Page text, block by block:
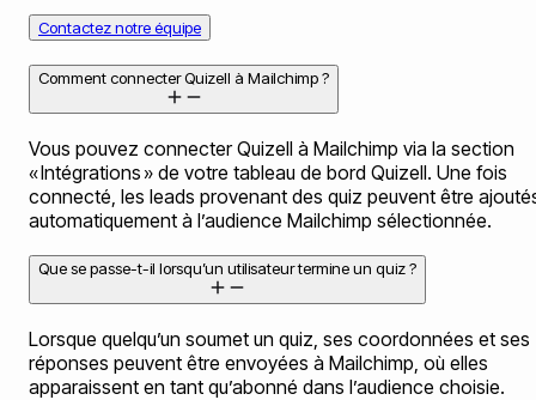
Contactez notre équipe
Comment connecter Quizell à Mailchimp ?
Vous pouvez connecter Quizell à Mailchimp via la section
« Intégrations » de votre tableau de bord Quizell. Une fois
connecté, les leads provenant des quiz peuvent être
automatiquement à l’audience Mailchimp sélectionnée.
Que se passe-t-il lorsqu’un utilisateur termine un quiz ?
Lorsque quelqu’un soumet un quiz, ses coordonnées et ses
réponses peuvent être envoyées à Mailchimp, où elles
apparaissent en tant qu’abonné dans l’audience choisie.